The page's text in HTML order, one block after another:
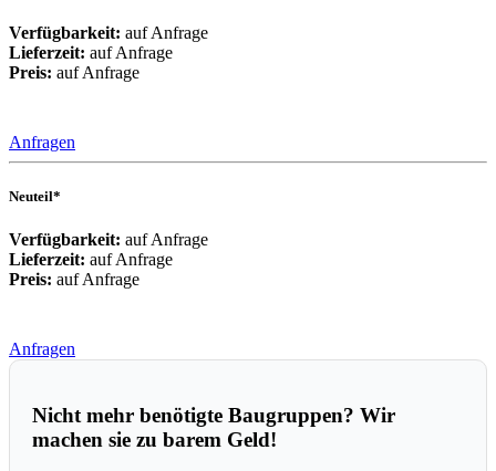
Verfügbarkeit: auf Anfrage
Lieferzeit: auf Anfrage
Preis: auf Anfrage
Anfragen
Neuteil*
Verfügbarkeit: auf Anfrage
Lieferzeit: auf Anfrage
Preis: auf Anfrage
Anfragen
Nicht mehr benötigte Baugruppen? Wir
machen sie zu barem Geld!